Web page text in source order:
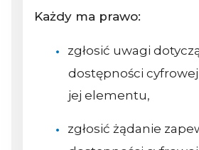
Każdy ma prawo:
zgłosić uwagi
dostępności
jej elementu,
zgłosić żądanie